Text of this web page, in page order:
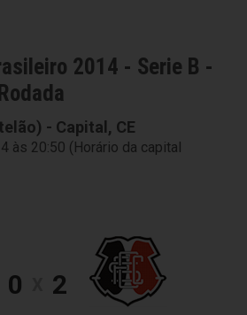
2014 - Serie B -
- Capital, CE
às 20:50 (Horário da capital
0 2